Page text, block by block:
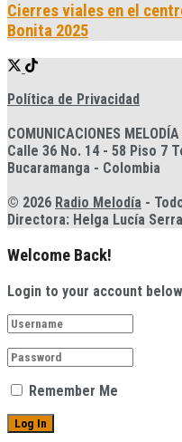
Cierres viales en el
Bonita 2025
Política de Privacidad
COMUNICACIONES
Calle 36 No. 14 - 58 Piso 7
Bucaramanga - Colombia
© 2026 Radio Melodía -
Directora: Helga Lucía
Welcome Back!
Login to your account below
Remember Me